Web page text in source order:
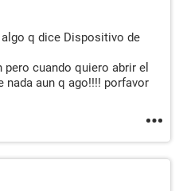
q dice Dispositivo de
cuando quiero abrir el
aun q ago!!!! porfavor